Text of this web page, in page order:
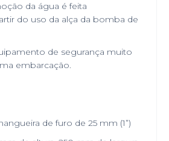
da água é feita
do uso da alça da bomba de
de segurança muito
embarcação.
de furo de 25 mm (1”)